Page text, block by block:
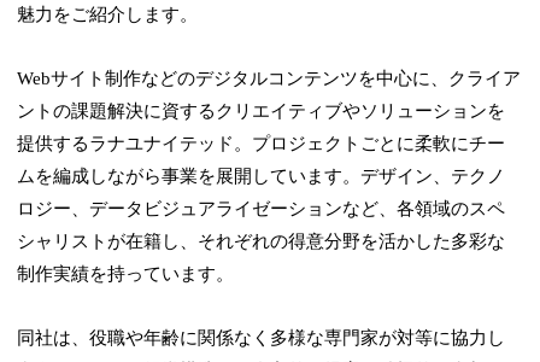
魅力をご紹介します。
Webサイト制作などのデジタルコンテンツを中心に、クライア
ントの課題解決に資するクリエイティブやソリューションを
提供するラナユナイテッド。プロジェクトごとに柔軟にチー
ムを編成しながら事業を展開しています。デザイン、テクノ
ロジー、データビジュアライゼーションなど、各領域のスペ
シャリストが在籍し、それぞれの得意分野を活かした多彩な
制作実績を持っています。
同社は、役職や年齢に関係なく多様な専門家が対等に協力し